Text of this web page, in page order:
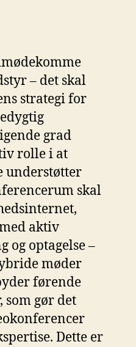
– det skal
strategi for
grad
rolle i at
understøtter
skal
aktiv
og optagelse –
møder
førende
gør det
Dette er